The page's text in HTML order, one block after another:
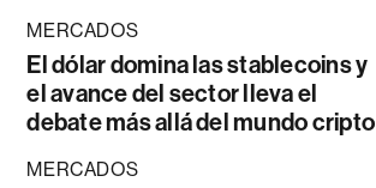
MERCADOS
El dólar domina las stablecoins y
el avance del sector lleva el
debate más allá del mundo cripto
MERCADOS